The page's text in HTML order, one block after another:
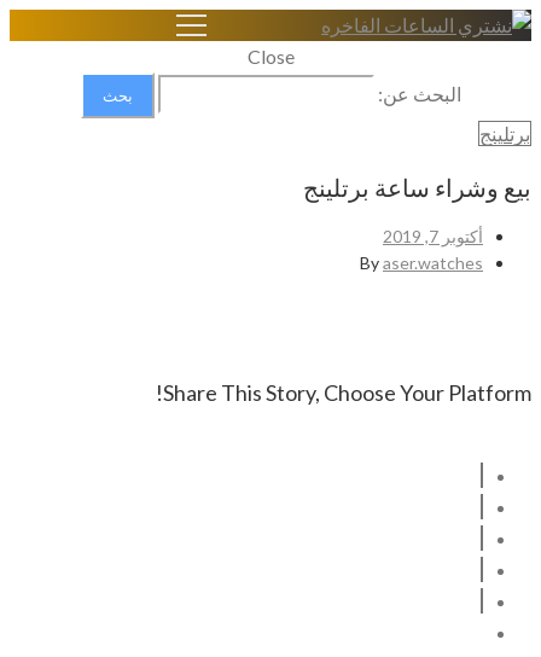
Close
البحث عن:
برتلينج
بيع وشراء ساعة برتلينج
أكتوبر 7, 2019
Byaser.watches
Share This Story, Choose Your Platform!